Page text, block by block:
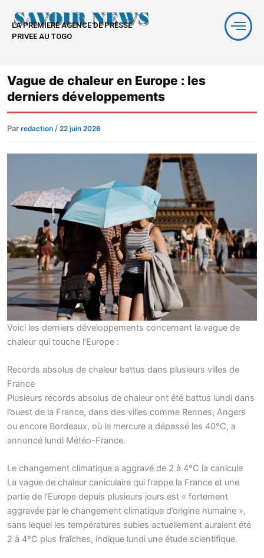
contenu
LA PREMIERE AGENCE DE PRESSE
PRIVEE AU TOGO
Vague de chaleur en Europe : les
derniers développements
Par redaction / 22 juin 2026
Voici les derniers développements concernant la vague de
chaleur qui touche l’Europe :
Records absolus de chaleur battus dans plusieurs villes de
France
Plusieurs records absolus de chaleur ont été battus lundi dans
l’ouest de la France, dans des villes comme Rennes, Angers
ou encore Bordeaux, où le mercure a dépassé les 40°C, a
annoncé lundi Météo-France.
Le changement climatique a aggravé de 2 à 4°C la canicule
La vague de chaleur caniculaire qui frappe la France et une
partie de l’Europe depuis plusieurs jours est « fortement
aggravée par le changement climatique d’origine humaine »,
sans lequel les températures subies actuellement auraient été
2 à 4ºC plus fraîches, indique lundi une étude scientifique.